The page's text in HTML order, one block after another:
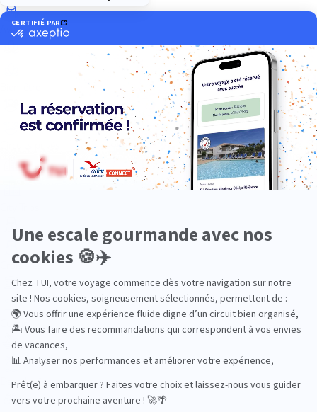
Aventure
Croisières
Culture
Dans les îles